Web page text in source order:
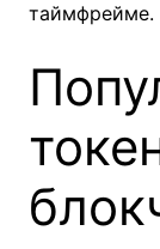
таймфрейме.